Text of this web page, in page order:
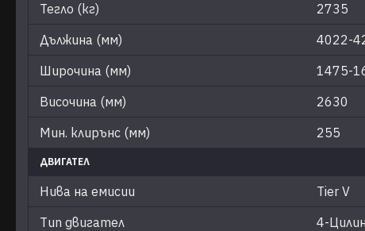
Тегло (кг)
2735
Дължина (мм)
4022-
Широчина (мм)
1475-
Височина (мм)
2630
Мин. клирънс (мм)
255
ДВИГАТЕЛ
Нива на емисии
Tier V
Тип двигател
4-